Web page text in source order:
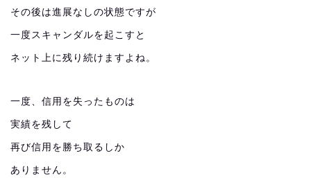
その後は進展なしの状態ですが
一度スキャンダルを起こすと
ネット上に残り続けますよね。
一度、信用を失ったものは
実績を残して
再び信用を勝ち取るしか
ありません。